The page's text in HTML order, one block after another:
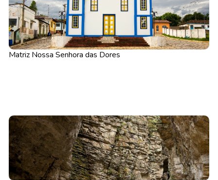
Matriz Nossa Senhora das Dores